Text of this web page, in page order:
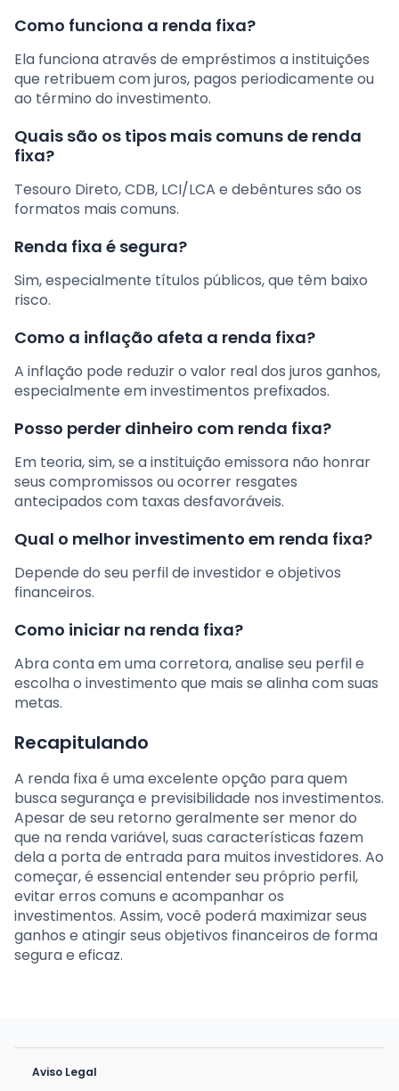
Como funciona a renda fixa?
Ela funciona através de empréstimos a instituições
que retribuem com juros, pagos periodicamente ou
ao término do investimento.
Quais são os tipos mais comuns de renda
fixa?
Tesouro Direto, CDB, LCI/LCA e debêntures são os
formatos mais comuns.
Renda fixa é segura?
Sim, especialmente títulos públicos, que têm baixo
risco.
Como a inflação afeta a renda fixa?
A inflação pode reduzir o valor real dos juros ganhos,
especialmente em investimentos prefixados.
Posso perder dinheiro com renda fixa?
Em teoria, sim, se a instituição emissora não honrar
seus compromissos ou ocorrer resgates
antecipados com taxas desfavoráveis.
Qual o melhor investimento em renda fixa?
Depende do seu perfil de investidor e objetivos
financeiros.
Como iniciar na renda fixa?
Abra conta em uma corretora, analise seu perfil e
escolha o investimento que mais se alinha com suas
metas.
Recapitulando
A renda fixa é uma excelente opção para quem
busca segurança e previsibilidade nos investimentos.
Apesar de seu retorno geralmente ser menor do
que na renda variável, suas características fazem
dela a porta de entrada para muitos investidores. Ao
começar, é essencial entender seu próprio perfil,
evitar erros comuns e acompanhar os
investimentos. Assim, você poderá maximizar seus
ganhos e atingir seus objetivos financeiros de forma
segura e eficaz.
Aviso Legal